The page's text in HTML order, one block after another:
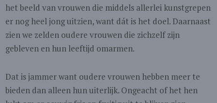
het beeld van vrouwen die middels allerlei kunstgrepen
er nog heel jong uitzien, want dát is het doel. Daarnaast
zien we zelden oudere vrouwen die zichzelf zijn
gebleven en hun leeftijd omarmen.
Dat is jammer want oudere vrouwen hebben meer te
bieden dan alleen hun uiterlijk. Ongeacht of het hen